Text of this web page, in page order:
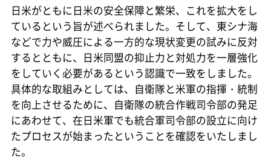
日米がともに日米の安全保障と繁栄、これを拡大をし
ているという旨が述べられました。そして、東シナ海
などで力や威圧による一方的な現状変更の試みに反対
するとともに、日米同盟の抑止力と対処力を一層強化
をしていく必要があるという認識で一致をしました。
具体的な取組みとしては、自衛隊と米軍の指揮・統制
を向上させるために、自衛隊の統合作戦司令部の発足
にあわせて、在日米軍でも統合軍司令部の設立に向け
たプロセスが始まったということを確認をいたしまし
た。